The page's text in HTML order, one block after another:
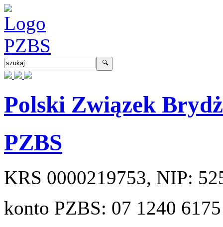
Polski Związek
PZBS
KRS 0000219753, NIP:
konto PZBS: 07 1240